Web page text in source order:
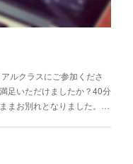
ルクラスにご参加くださ
足いただけましたか？40分
まお別れとなりました。…